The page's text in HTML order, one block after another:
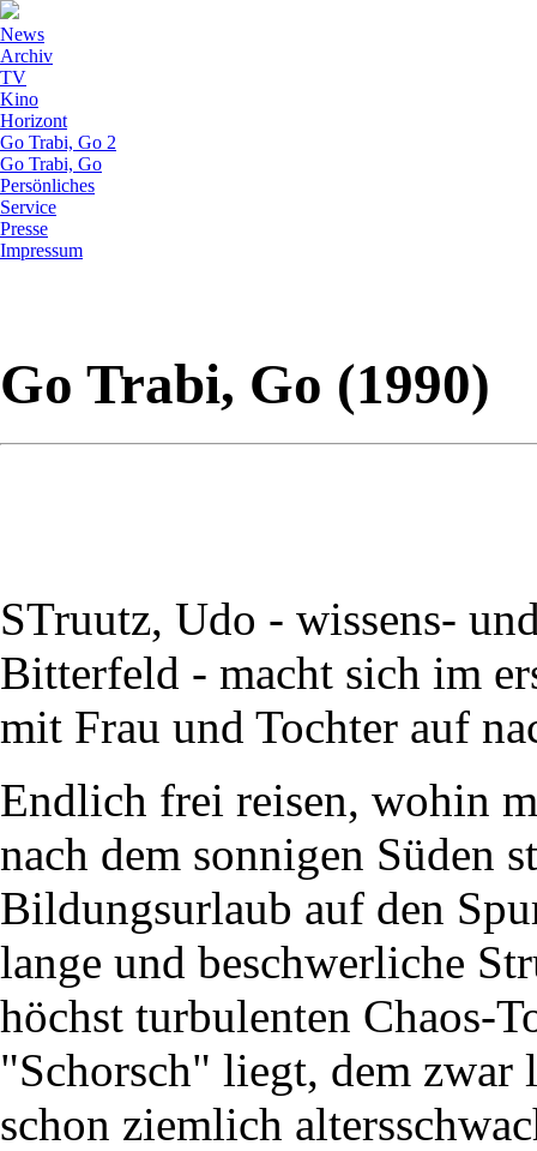
News
Archiv
TV
Kino
Horizont
Go Trabi, Go 2
Go Trabi, Go
Persönliches
Service
Presse
Impressum
Go Trabi, Go (1990)
STruutz, Udo - wissens-
Bitterfeld - macht sich im
mit Frau und Tochter auf
Endlich frei reisen, wohin
nach dem sonnigen Süden
Bildungsurlaub auf den
lange und beschwerliche
höchst turbulenten Chaos-
"Schorsch" liegt, dem zwar
schon ziemlich